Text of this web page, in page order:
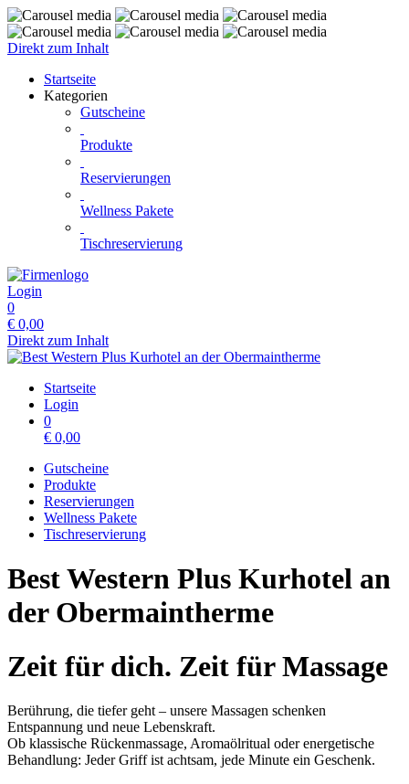
Direkt zum Inhalt
Startseite
Kategorien
Gutscheine
Produkte
Reservierungen
Wellness Pakete
Tischreservierung
Login
0
€ 0,00
Direkt zum Inhalt
Startseite
Login
0
€ 0,00
Gutscheine
Produkte
Reservierungen
Wellness Pakete
Tischreservierung
Best Western Plus Kurhotel an
der Obermaintherme
Zeit für dich. Zeit für Massage
Berührung, die tiefer geht – unsere Massagen schenken
Entspannung und neue Lebenskraft.
Ob klassische Rückenmassage, Aromaölritual oder energetische
Behandlung: Jeder Griff ist achtsam, jede Minute ein Geschenk.